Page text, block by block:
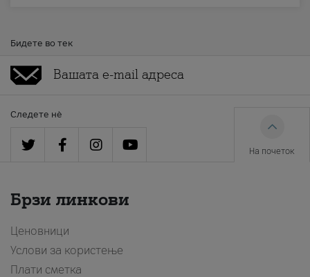
Бидете во тек
Следете нè
На почеток
Брзи линкови
Ценовници
Услови за користење
Плати сметка